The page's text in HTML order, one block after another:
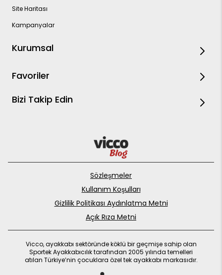
Site Haritası
Kampanyalar
Kurumsal
Favoriler
Bizi Takip Edin
Sözleşmeler
Kullanım Koşulları
Gizlilik Politikası Aydınlatma Metni
Açık Rıza Metni
Vicco, ayakkabı sektöründe köklü bir geçmişe sahip olan
Sportek Ayakkabıcılık tarafından 2005 yılında temelleri
atılan Türkiye’nin çocuklara özel tek ayakkabı markasıdır.